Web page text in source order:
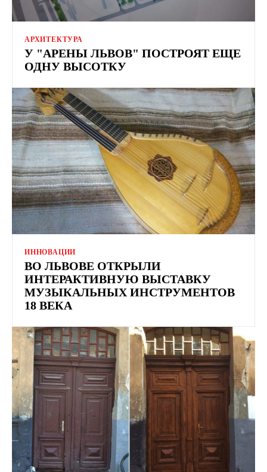
АРХИТЕКТУРА
У "АРЕНЫ ЛЬВОВ" ПОСТРОЯТ ЕЩЕ
ОДНУ ВЫСОТКУ
ИННОВАЦИИ
ВО ЛЬВОВЕ ОТКРЫЛИ
ИНТЕРАКТИВНУЮ ВЫСТАВКУ
МУЗЫКАЛЬНЫХ ИНСТРУМЕНТОВ
18 ВЕКА